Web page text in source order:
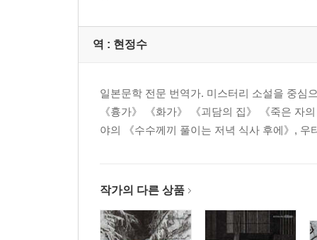
‘어딘가 저편’의 괴이 · 괴물과 마주하기 위해서
우산을 쓴 유령
대만의 괴이 지금과 과거
세계 속의 ‘콧쿠리 씨’
요코하마 국립대학 교수 이치야나기 히로타카
역 : 현정수
일본문학 전문 번역가. 미스터리 소설을 중심
《흉가》 《화가》 《괴담의 집》 《죽은 자
야의 《수수께끼 풀이는 저녁 식사 후에》,
작가의 다른 상품